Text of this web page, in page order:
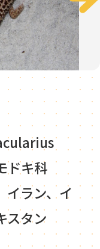
ドキ科
イラン、イ
スタン